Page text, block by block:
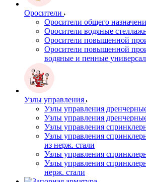
Оросители
Оросители oбщего
Оросители водяные
Оросители повышенной
Оросители повышенной
водяные и пенные
Узлы управления
Узлы управления
Узлы управления
Узлы управления
Узлы управления
из нерж. стали
Узлы управления
Узлы управления
нерж. стали